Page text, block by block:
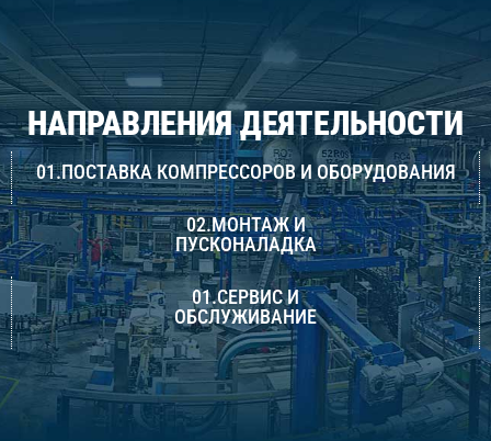
НАПРАВЛЕНИЯ ДЕЯТЕЛЬНОСТИ
01.ПОСТАВКА КОМПРЕССОРОВ И ОБОРУДОВАНИЯ
02.МОНТАЖ И
ПУСКОНАЛАДКА
01.СЕРВИС И
ОБСЛУЖИВАНИЕ